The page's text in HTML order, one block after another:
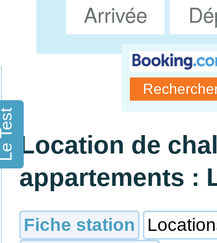
Location de
appartements :
Fiche station